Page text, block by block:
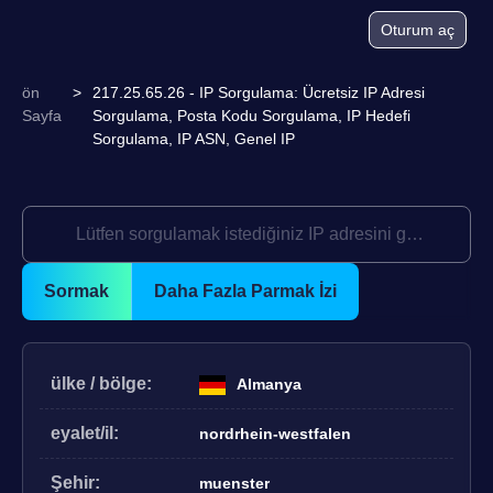
Oturum aç
ön
Sayfa
>
217.25.65.26 - IP Sorgulama: Ücretsiz IP Adresi
Sorgulama, Posta Kodu Sorgulama, IP Hedefi
Sorgulama, IP ASN, Genel IP
Sormak Daha Fazla Parmak İzi
ülke / bölge: Almanya
eyalet/il: nordrhein-westfalen
Şehir: muenster